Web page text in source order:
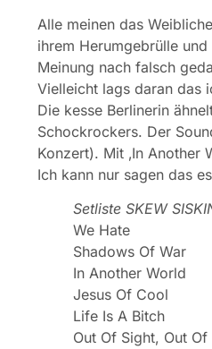
Alle meinen das
ihrem Herumgebrülle
Meinung nach falsch
Vielleicht lags daran das
Die kesse Berlinerin
Schockrockers. Der
Konzert). Mit ‚In Another
Ich kann nur sagen das
Setliste SKEW
We Hate
Shadows Of War
In Another World
Jesus Of Cool
Life Is A Bitch
Out Of Sight, Out Of